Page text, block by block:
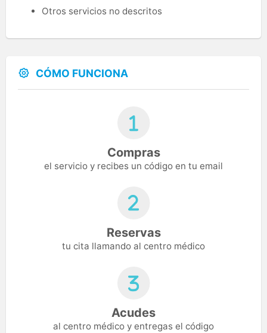
Otros servicios no descritos
CÓMO FUNCIONA
Compras
el servicio y recibes un código en tu email
Reservas
tu cita llamando al centro médico
Acudes
al centro médico y entregas el código